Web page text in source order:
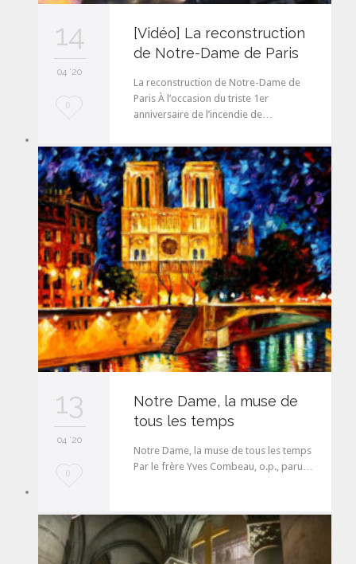
14
04 '20
L
v
e
i
t
0
[Vidéo] La reconstruction
de Notre-Dame de Paris
La reconstruction de Notre-Dame de
Paris À l’occasion du triste 1er
anniversaire de l’incendie de…
13
04 '20
L
v
e
0
Notre Dame, la muse de
tous les temps
Notre Dame, la muse de tous les temps
Par le frère Yves Combeau, o.p., paru…